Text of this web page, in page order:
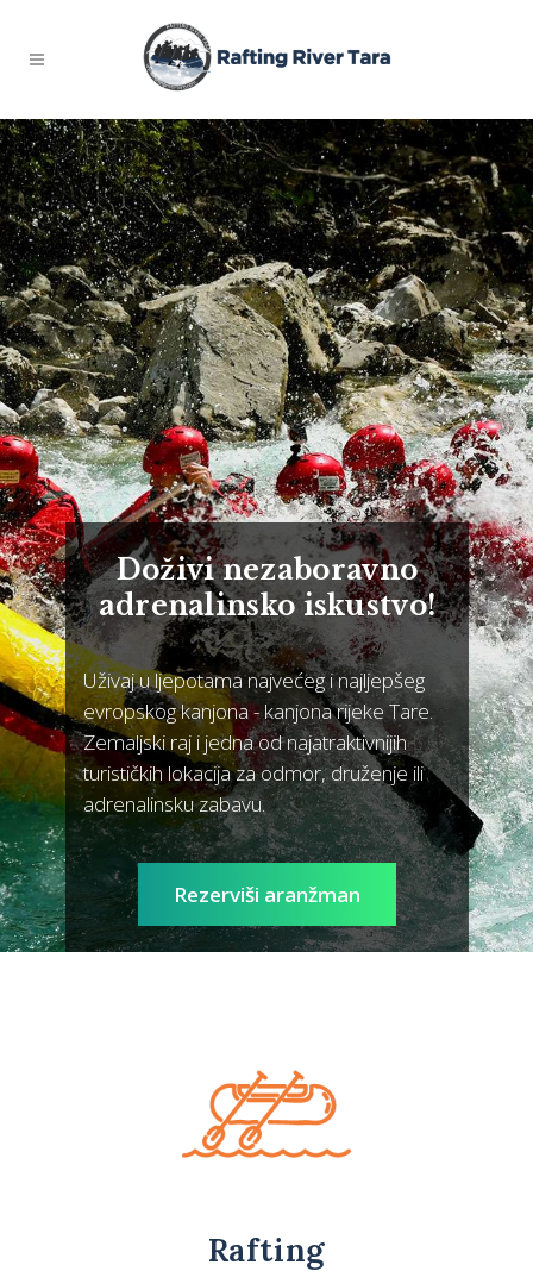
Doživi nezaboravno
adrenalinsko iskustvo!
Uživaj u ljepotama najvećeg i najljepšeg
evropskog kanjona - kanjona rijeke Tare.
Zemaljski raj i jedna od najatraktivnijih
turističkih lokacija za odmor, druženje ili
adrenalinsku zabavu.
Rezerviši aranžman
Rafting